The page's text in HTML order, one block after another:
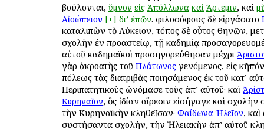
βούλονται, ὕμνον εἰς Ἀπόλλωνα καὶ Ἄρτεμιν, καὶ
Αἰσώπειον [+] δι’ ἐπῶν. φιλοσόφους δὲ εἰργάσατο
καταλιπὼν τὸ Λύκειον, τόπος δὲ οὗτος Ἀθηνῶν,
σχολὴν ἐν προαστείῳ, τῇ Ἀκαδημίᾳ
αὐτοῦ Ἀκαδημαϊκοὶ προσηγορεύθησαν μέχρι
γὰρ ἀκροατὴς τοῦ Πλάτωνος γενόμενος, εἰς
πόλεως τὰς διατριβὰς ποιησάμενος ἐκ τοῦ κατ’
Περιπατητικοὺς ὠνόμασε τοὺς ἀπ’ αὐτοῦ· καὶ
Κυρηναῖον, ὃς ἰδίαν αἵρεσιν εἰσήγαγε καὶ
τὴν Κυρηναϊκὴν κληθεῖσαν· Φαίδωνα Ἠλεῖον, καὶ
συστήσαντα σχολήν, τὴν Ἠλειακὴν ἀπ’ αὐτοῦ